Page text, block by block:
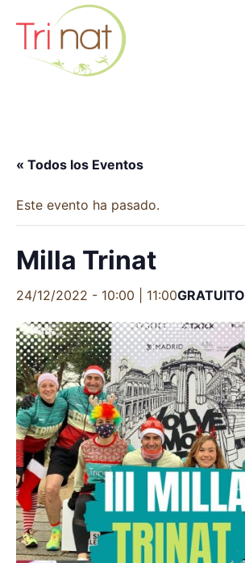
contenido
« Todos los Eventos
Este evento ha pasado.
Milla Trinat
24/12/2022 - 10:00 11:00GRATUITO